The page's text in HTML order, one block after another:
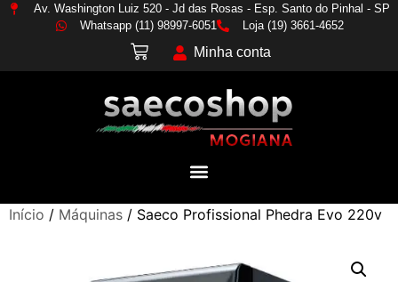
Av. Washington Luiz 520 - Jd das Rosas - Esp. Santo do Pinhal - SP
Whatsapp (11) 98997-6051
Loja (19) 3661-4652
Minha conta
Início / Máquinas / Saeco Profissional Phedra Evo 220v